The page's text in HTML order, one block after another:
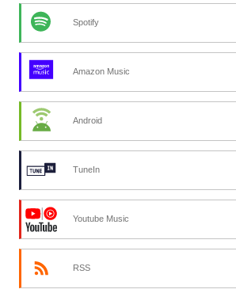
Spotify
Amazon Music
Android
TuneIn
Youtube Music
RSS